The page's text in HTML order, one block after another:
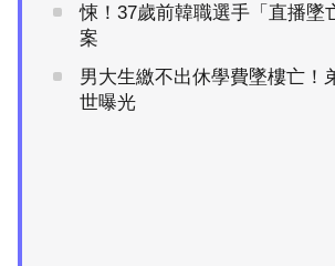
悚！37歲前韓職選手「直播墜
案
男大生繳不出休學費墜樓亡！
世曝光